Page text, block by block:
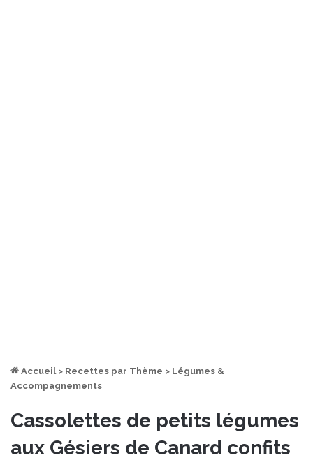
Accueil > Recettes par Thème > Légumes &
Accompagnements
Cassolettes de petits légumes
aux Gésiers de Canard confits